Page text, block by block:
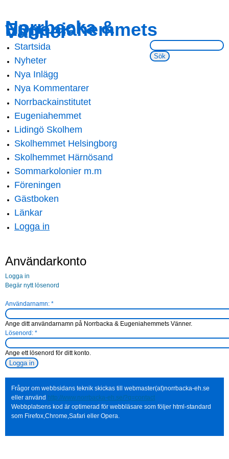
main
content
navigation
Norrbacka &
Eugeniahemmets
Vänner
Sök på webbsidan:
Main menu
Startsida
Nyheter
Nya Inlägg
Nya Kommentarer
Norrbackainstitutet
Eugeniahemmet
Lidingö Skolhem
Skolhemmet Helsingborg
Skolhemmet Härnösand
Sommarkolonier m.m
Föreningen
Gästboken
Länkar
Logga in
Användarkonto
Logga in
Begär nytt lösenord
Användarnamn: *
Ange ditt användarnamn på Norrbacka & Eugeniahemmets Vänner.
Lösenord: *
Ange ett lösenord för ditt konto.
Frågor om webbsidans teknik skickas till webmaster(at)norrbacka-eh.se
eller använd http://www.norrbacka-eh.se/?q=contact
Webbplatsens kod är optimerad för webbläsare som följer html-standard
som Firefox,Chrome,Safari eller Opera.